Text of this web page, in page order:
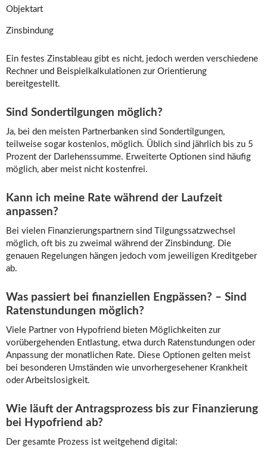
Objektart
Zinsbindung
Ein festes Zinstableau gibt es nicht, jedoch werden verschiedene
Rechner und Beispielkalkulationen zur Orientierung
bereitgestellt.
Sind Sondertilgungen möglich?
Ja, bei den meisten Partnerbanken sind Sondertilgungen,
teilweise sogar kostenlos, möglich. Üblich sind jährlich bis zu 5
Prozent der Darlehenssumme. Erweiterte Optionen sind häufig
möglich, aber meist nicht kostenfrei.
Kann ich meine Rate während der Laufzeit
anpassen?
Bei vielen Finanzierungspartnern sind Tilgungssatzwechsel
möglich, oft bis zu zweimal während der Zinsbindung. Die
genauen Regelungen hängen jedoch vom jeweiligen Kreditgeber
ab.
Was passiert bei finanziellen Engpässen? – Sind
Ratenstundungen möglich?
Viele Partner von Hypofriend bieten Möglichkeiten zur
vorübergehenden Entlastung, etwa durch Ratenstundungen oder
Anpassung der monatlichen Rate. Diese Optionen gelten meist
bei besonderen Umständen wie unvorhergesehener Krankheit
oder Arbeitslosigkeit.
Wie läuft der Antragsprozess bis zur Finanzierung
bei Hypofriend ab?
Der gesamte Prozess ist weitgehend digital: